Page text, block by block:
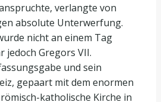
verlangte von
absolute Unterwerfung.
nicht an einem Tag
jedoch Gregors VII.
und sein
gepaart mit dem enormen
katholische Kirche in